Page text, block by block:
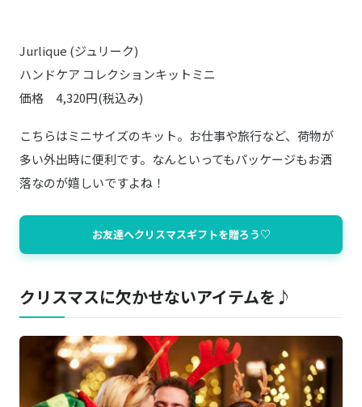
Jurlique (ジュリーク)
ハンドケア コレクションキットミニ
価格 4,320円(税込み)
こちらはミニサイズのキット。お仕事や旅行など、荷物が
多い外出時に便利です。なんといってもパッケージもお洒
落なのが嬉しいですよね！
お友達へクリスマスギフトを贈ろう♡
クリスマスに欠かせないアイテムを♪